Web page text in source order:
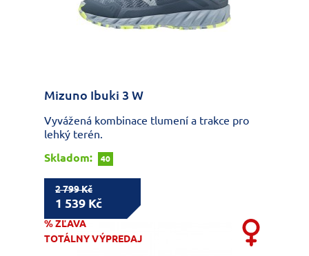
Mizuno Ibuki 3 W
Vyvážená kombinace tlumení a trakce pro
lehký terén.
Skladom:
40
2 799 Kč
1 539 Kč
% ZĽAVA
TOTÁLNY VÝPREDAJ